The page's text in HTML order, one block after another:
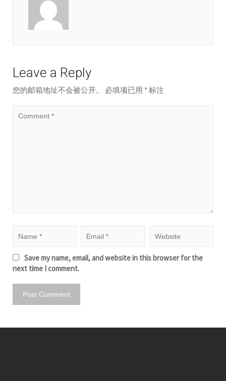
Leave a Reply
您的邮箱地址不会被公开。 必填项已用 *标注
Save my name, email, and website in this browser for the
next time I comment.